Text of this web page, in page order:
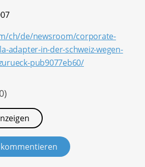
ch/de/newsroom/corporate-
adapter-in-der-schweiz-wegen-
pub9077eb60/